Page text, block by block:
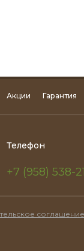
Акции Гарантия
Телефон
+7 (958) 538-
соглашение